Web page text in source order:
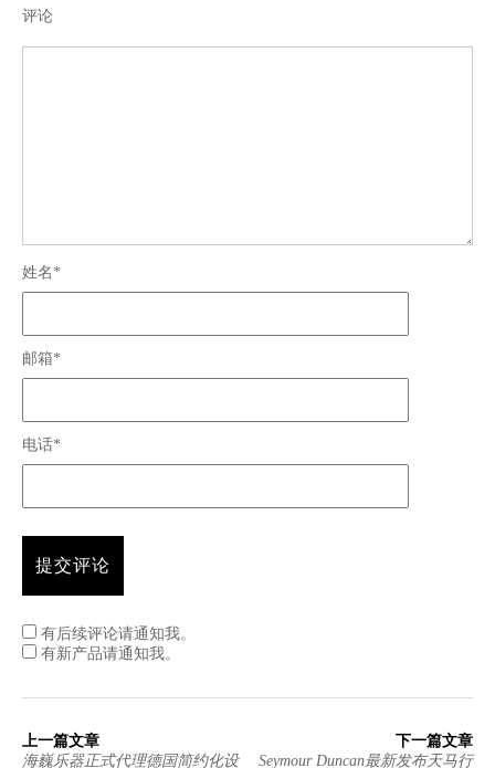
评论
姓名*
邮箱*
电话*
有后续评论请通知我。
有新产品请通知我。
上一篇文章
海巍乐器正式代理德国简约化设
下一篇文章
Seymour Duncan最新发布天马行